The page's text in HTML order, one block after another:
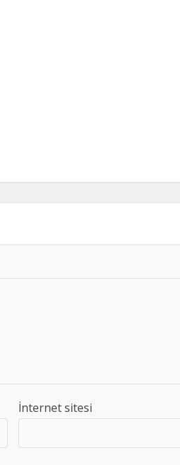
İnternet sitesi